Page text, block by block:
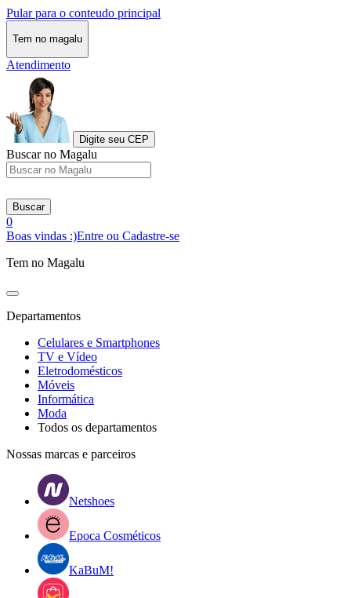
Pular para o conteudo principal
Tem no magalu
Atendimento
Digite seu CEP
Buscar no Magalu
Buscar
0
Boas vindas :)Entre ou Cadastre-se
Tem no Magalu
Departamentos
Celulares e Smartphones
TV e Vídeo
Eletrodomésticos
Móveis
Informática
Moda
Todos os departamentos
Nossas marcas e parceiros
Netshoes
Epoca Cosméticos
KaBuM!